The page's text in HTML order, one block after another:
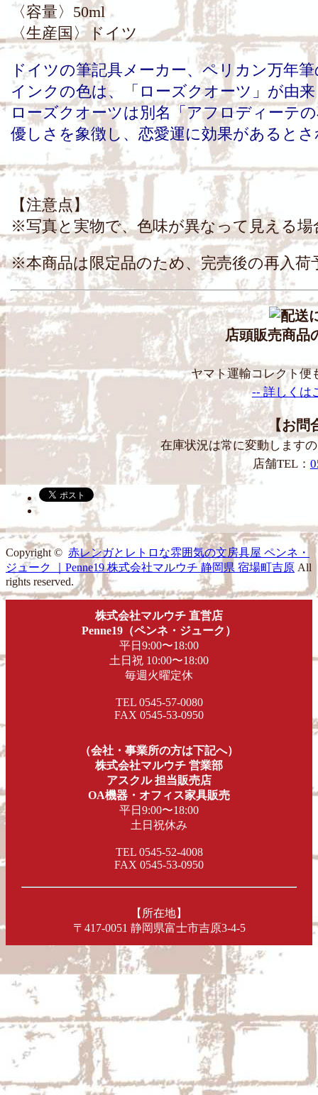
〈容量〉50ml
〈生産国〉ドイツ
ドイツの筆記具メーカー、ペリカン万年
インクの色は、「ローズクオーツ」が由
ローズクオーツは別名「アフロディーテ
優しさを象徴し、恋愛運に効果があると
【注意点】
※写真と実物で、色味が異なって見える
※本商品は限定品のため、完売後の再入荷
店頭販売商品
ヤマト運輸コレクト便
-- 詳しくは
【お問
在庫状況は常に変動します
店舗TEL：
Copyright © 赤レンガとレトロな雰囲気の文房具屋 ペンネ・
ジューク ｜Penne19 株式会社マルウチ 静岡県 宿場町吉原 All
rights reserved.
株式会社マルウチ 直営店
Penne19（ペンネ・ジューク）
平日9:00〜18:00
土日祝 10:00〜18:00
毎週火曜定休
TEL 0545-57-0080
FAX 0545-53-0950
（会社・事業所の方は下記へ）
株式会社マルウチ 営業部
アスクル 担当販売店
OA機器・オフィス家具販売
平日9:00〜18:00
土日祝休み
TEL 0545-52-4008
FAX 0545-53-0950
【所在地】
〒417-0051 静岡県富士市吉原3-4-5